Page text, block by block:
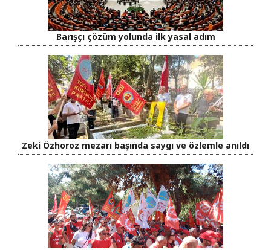
Barışçı çözüm yolunda ilk yasal adım
Zeki Özhoroz mezarı başında saygı ve özlemle anıldı